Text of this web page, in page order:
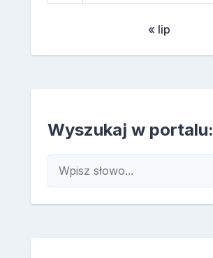
« lip
Wyszukaj w portalu: